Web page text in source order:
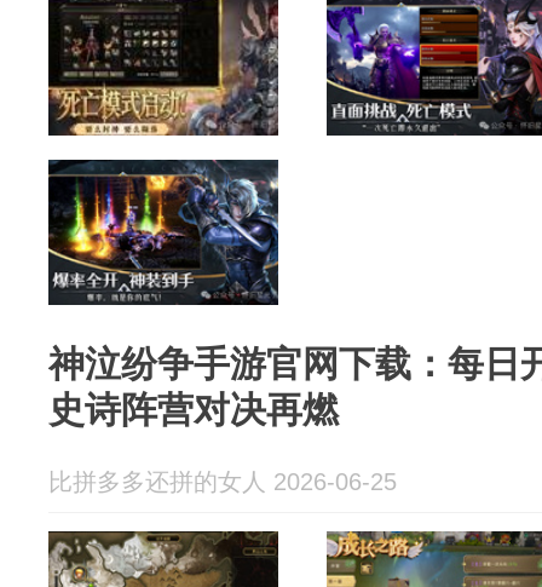
神泣纷争手游官网下载：每日
史诗阵营对决再燃
比拼多多还拼的女人 2026-06-25